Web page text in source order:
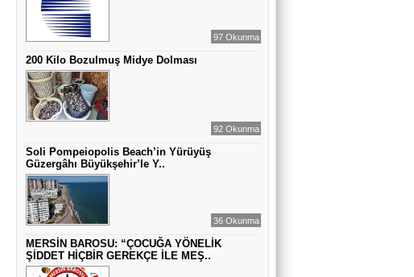
MUAZZEZ TOĞRUL
ZAMANA DUR DEMEK OLMAZ
VAHAP DABAKAN Pirincin Taşları
Kurdaki baskılanmanın ekonomideki
97 Okunma
200 Kilo Bozulmuş Midye Dolması
92 Okunma
Soli Pompeiopolis Beach’in Yürüyüş
Güzergâhı Büyükşehir’le Y..
36 Okunma
MERSİN BAROSU: “ÇOCUĞA YÖNELİK
ŞİDDET HİÇBİR GEREKÇE İLE MEŞ..